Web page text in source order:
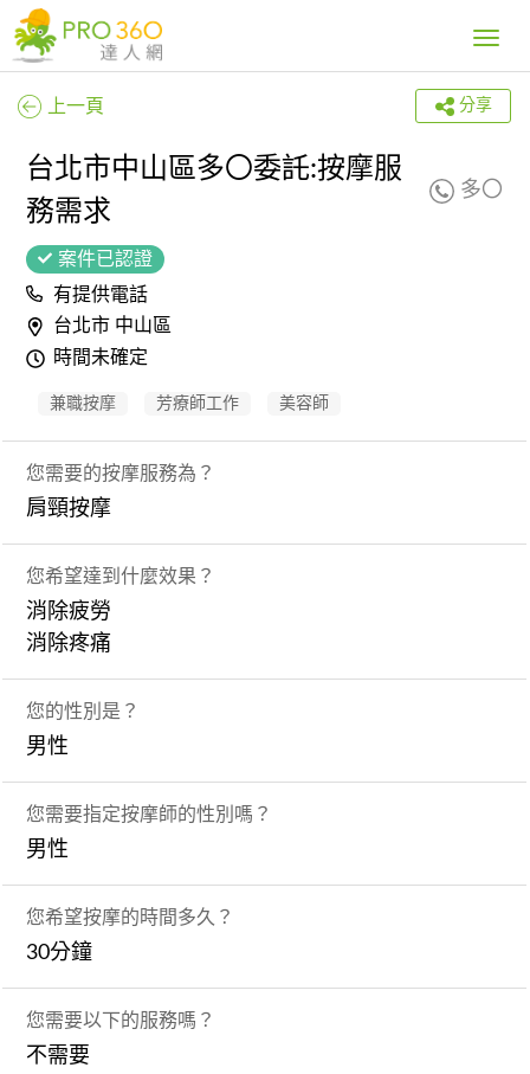
Toggle
上一頁 分享
台北市中山區多〇委託:按摩服
務需求
多〇
案件已認證
有提供電話
台北市 中山區
時間未確定
兼職按摩 芳療師工作 美容師
您需要的按摩服務為？
肩頸按摩
您希望達到什麼效果？
消除疲勞
消除疼痛
您的性別是？
男性
您需要指定按摩師的性別嗎？
男性
您希望按摩的時間多久？
30分鐘
您需要以下的服務嗎？
不需要